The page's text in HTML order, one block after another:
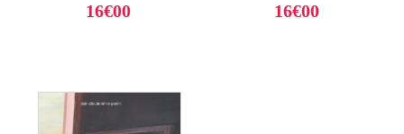
16€00 16€00